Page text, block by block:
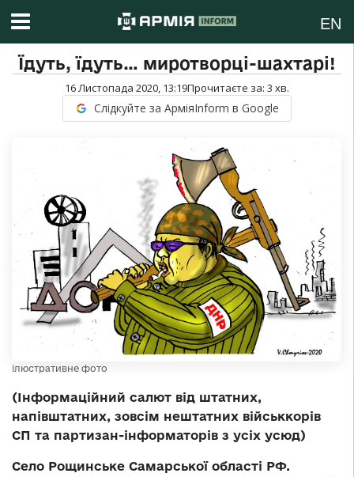
EN
Їдуть, їдуть… миротворці-шахтарі!
16 Листопада 2020, 13:19Прочитаєте за: 3 хв.
Слідкуйте за АрміяInform в Google
ілюстративне фото
(Інформаційний салют від штатних,
напівштатних, зовсім нештатних військкорів
СП та партизан-інформаторів з усіх усюд)
Село Рощинське Самарської області РФ.